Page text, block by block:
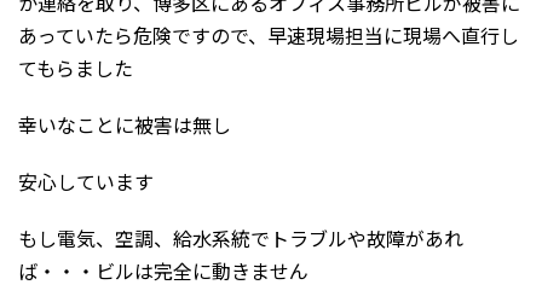
あっていたら危険ですので、早速現場担当に現場へ直行し
てもらました
幸いなことに被害は無し
安心しています
もし電気、空調、給水系統でトラブルや故障があれ
ば・・・ビルは完全に動きません